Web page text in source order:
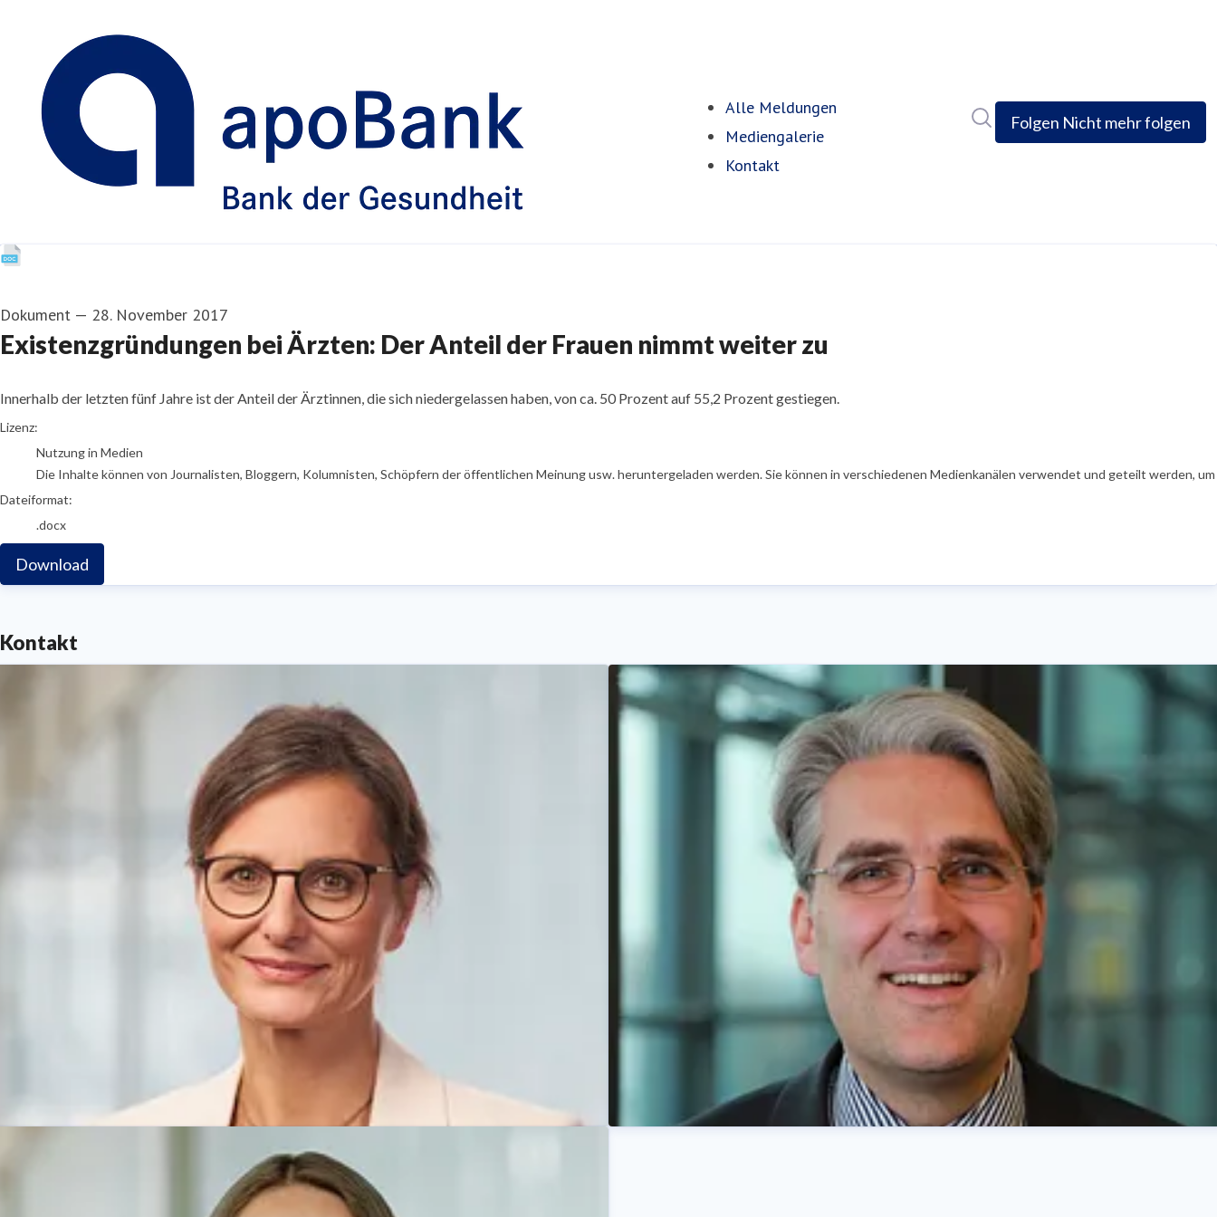
Alle Meldungen
Mediengalerie
Kontakt
Folgen Nicht mehr folgen
Dokument — 28. November 2017
Existenzgründungen bei Ärzten: Der Anteil der Frauen nimmt weiter zu
Innerhalb der letzten fünf Jahre ist der Anteil der Ärztinnen, die sich niedergelassen haben, von ca. 50 Prozent auf 55,2 Prozent gestiegen.
go to media item
Lizenz:
Nutzung in Medien
Die Inhalte können von Journalisten, Bloggern, Kolumnisten, Schöpfern der öffentlichen Meinung usw. heruntergeladen werden. Sie können in verschiedenen Medienkanälen verwendet und geteilt
Dateiformat:
.docx
Download
Kontakt